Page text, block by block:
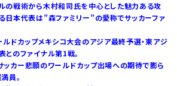
の戦術から木村和司氏を中心とした魅力ある攻
日本代表は”森ファミリー”の愛称でサッカーファ
ドカップメキシコ大会のアジア最終予選・東アジ
のファイナル第1戦。
カー悲願のワールドカップ出場への期待で膨ら
員。